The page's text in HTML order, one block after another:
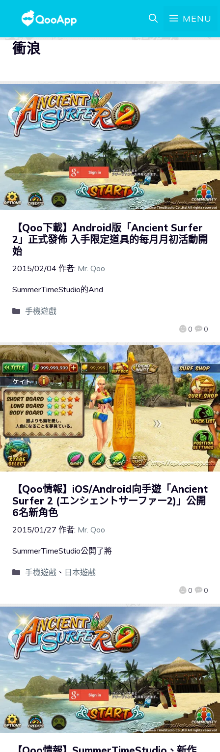
MENU
衝浪
【Qoo下載】Android版「Ancient Surfer
2」正式發佈 入手限定道具的每月月初活動開
始
2015/02/04 作者: Mr. Qoo
0 0
SummerTimeStudio的And
手機遊戲
【Qoo情報】iOS/Android向手遊「Ancient
Surfer 2 (エンシェントサーファー2)」公開
6名新角色
2015/01/27 作者: Mr. Qoo
0 0
SummerTimeStudio公開了將
手機遊戲、 日本遊戲